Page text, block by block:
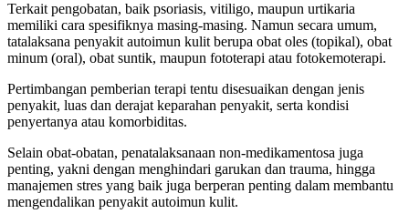
Terkait pengobatan, baik psoriasis, vitiligo, maupun urtikaria
memiliki cara spesifiknya masing-masing. Namun secara umum,
tatalaksana penyakit autoimun kulit berupa obat oles (topikal), obat
minum (oral), obat suntik, maupun fototerapi atau fotokemoterapi.
Pertimbangan pemberian terapi tentu disesuaikan dengan jenis
penyakit, luas dan derajat keparahan penyakit, serta kondisi
penyertanya atau komorbiditas.
Selain obat-obatan, penatalaksanaan non-medikamentosa juga
penting, yakni dengan menghindari garukan dan trauma, hingga
manajemen stres yang baik juga berperan penting dalam membantu
mengendalikan penyakit autoimun kulit.